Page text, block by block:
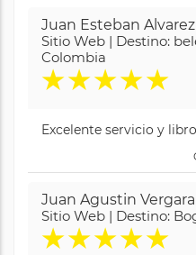
Juan Esteban
Sitio Web | Destino:
Colombia
★★★★★
Excelente servicio y libro
Juan Agustin
Sitio Web | Destino:
★★★★★